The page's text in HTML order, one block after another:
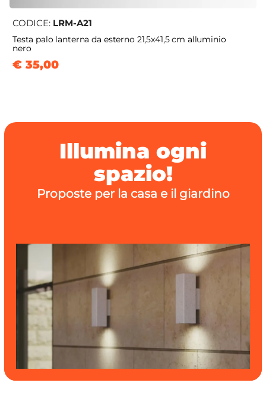
CODICE: LRM-A21
Testa palo lanterna da esterno 21,5x41,5 cm alluminio
nero
€ 35,00
Illumina ogni
spazio!
Proposte per la casa e il giardino